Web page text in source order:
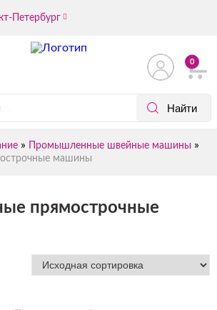
Петербург
0
» Промышленные швейные машины »
машины
прямострочные